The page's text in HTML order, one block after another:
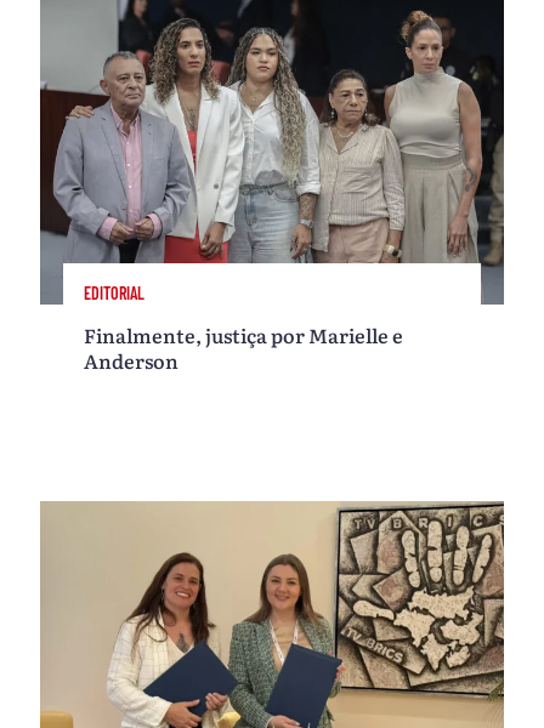
EDITORIAL
Finalmente, justiça por Marielle e
Anderson